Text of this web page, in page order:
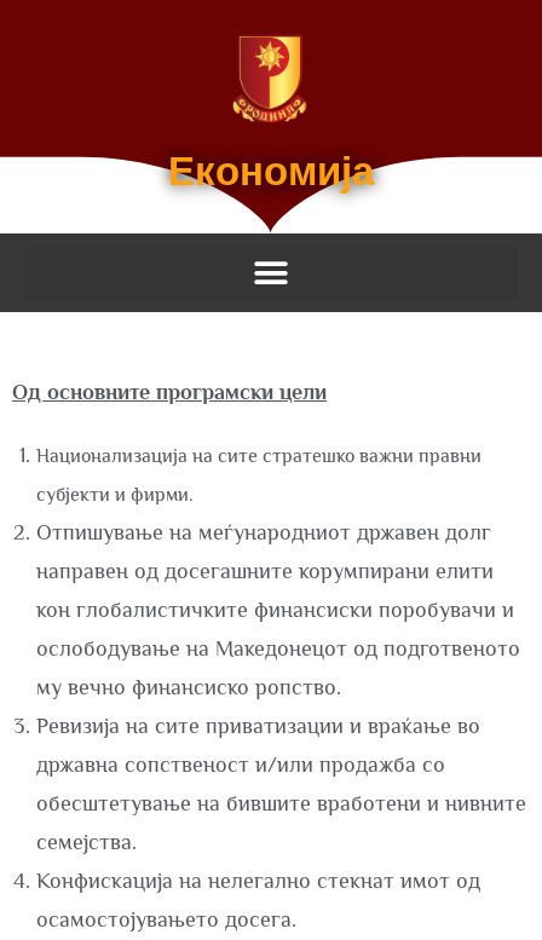
Економија
Од основните програмски цели
Национализација на сите стратешко важни правни
субјекти и фирми.
Отпишување на меѓународниот државен долг
направен од досегашните корумпирани елити
кон глобалистичките финансиски поробувачи и
ослободување на Македонецот од подготвеното
му вечно финансиско ропство.
Ревизија на сите приватизации и враќање во
државна сопственост и/или продажба со
обесштетување на бившите вработени и нивните
семејства.
Конфискација на нелегално стекнат имот од
осамостојувањето досега.